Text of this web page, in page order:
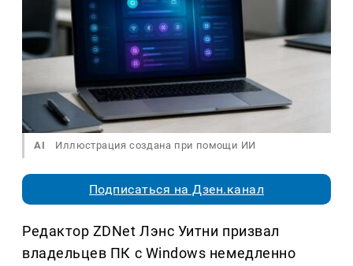
AI Иллюстрация создана при помощи ИИ
Подписаться на Дзен.канал
Редактор ZDNet Лэнс Уитни призвал
владельцев ПК с Windows немедленно